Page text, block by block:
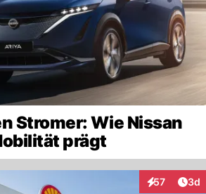
Stromer: Wie Nissan
prägt
57
Interaktionen
3d